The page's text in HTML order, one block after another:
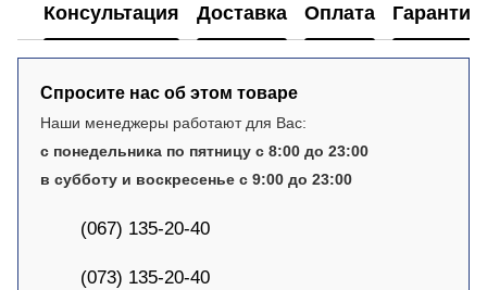
Консультация Доставка Оплата Гарантия
Спросите нас об этом товаре
Наши менеджеры работают для Вас:
с понедельника по пятницу с 8:00 до 23:00
в субботу и воскресенье с 9:00 до 23:00
(067) 135-20-40
(073) 135-20-40